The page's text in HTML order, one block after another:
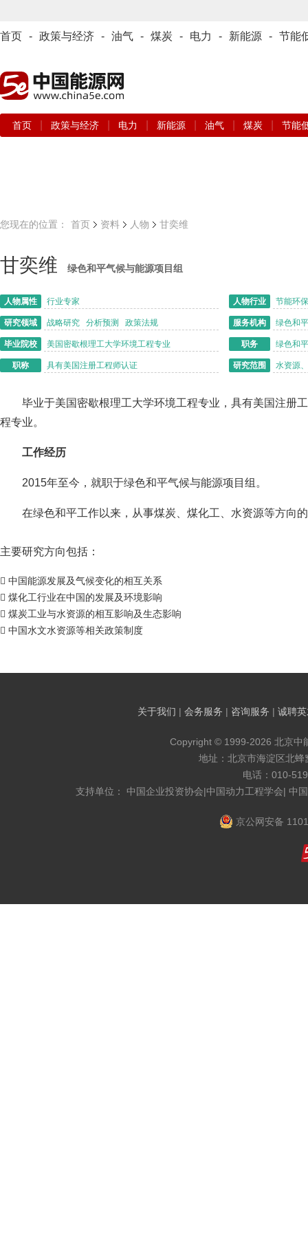
首页 - 政策与经济 - 油气 - 煤炭 - 电力 - 新能源 - 节能
首页 政策与经济 电力 新能源 油气 煤炭 节能
您现在的位置： 首页 资料 人物 甘奕维
甘奕维 绿色和平气候与能源项目组
人物属性 行业专家 人物行业 节能环
研究领域 战略研究 分析预测 政策法规 服务机构 绿色和平
毕业院校 美国密歇根理工大学环境工程专业 职务 绿色和
职称 具有美国注册工程师认证 研究范围 水资源
毕业于美国密歇根理工大学环境工程专业，具有美国注册
程专业。
工作经历
2015年至今，就职于绿色和平气候与能源项目组。
在绿色和平工作以来，从事煤炭、煤化工、水资源等方向
主要研究方向包括：
 中国能源发展及气候变化的相互关系
 煤化工行业在中国的发展及环境影响
 煤炭工业与水资源的相互影响及生态影响
 中国水文水资源等相关政策制度
关于我们 | 会务服务 | 咨询服务 | 诚聘
Copyright © 1999-2026 北京中
地址：北京市海淀区北
电话：010-
支持单位： 中国企业投资协会|中国动力工程学会| 中
京公网安备